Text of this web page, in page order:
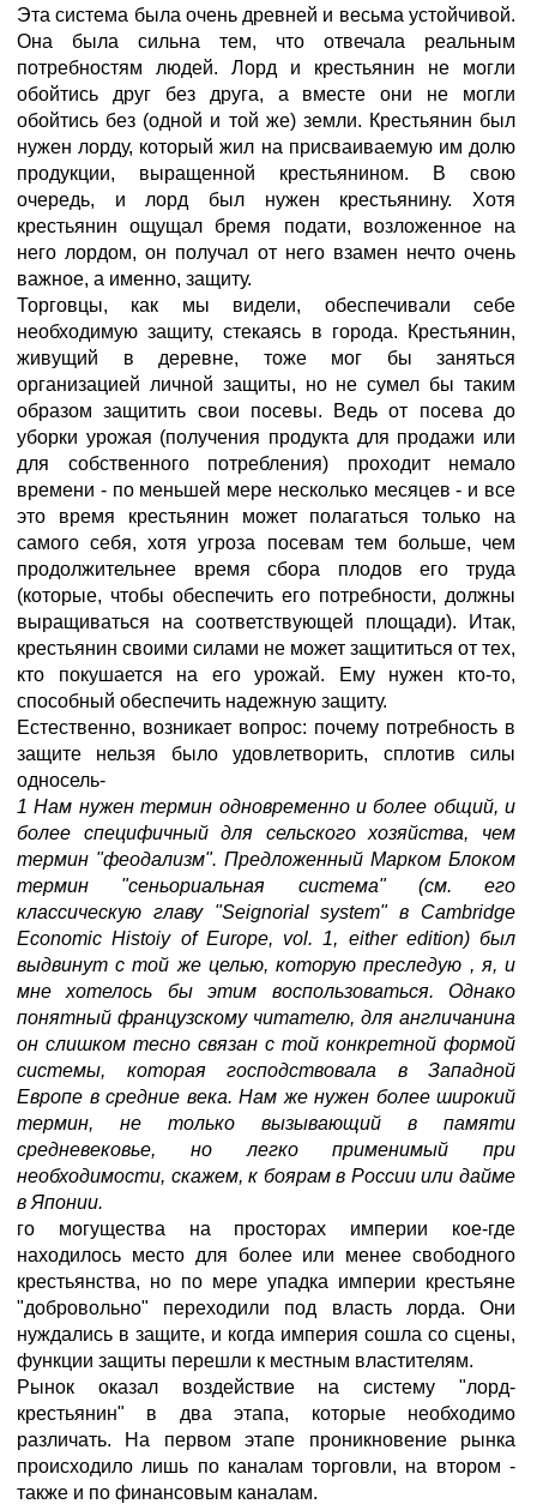
Эта система была очень древней и весьма устойчивой.
Она была сильна тем, что отвечала реальным
потребностям людей. Лорд и крестьянин не могли
обойтись друг без друга, а вместе они не могли
обойтись без (одной и той же) земли. Крестьянин был
нужен лорду, который жил на присваиваемую им долю
продукции, выращенной крестьянином. В свою
очередь, и лорд был нужен крестьянину. Хотя
крестьянин ощущал бремя подати, возложенное на
него лордом, он получал от него взамен нечто очень
важное, а именно, защиту.
Торговцы, как мы видели, обеспечивали себе
необходимую защиту, стекаясь в города. Крестьянин,
живущий в деревне, тоже мог бы заняться
организацией личной защиты, но не сумел бы таким
образом защитить свои посевы. Ведь от посева до
уборки урожая (получения продукта для продажи или
для собственного потребления) проходит немало
времени - по меньшей мере несколько месяцев - и все
это время крестьянин может полагаться только на
самого себя, хотя угроза посевам тем больше, чем
продолжительнее время сбора плодов его труда
(которые, чтобы обеспечить его потребности, должны
выращиваться на соответствующей площади). Итак,
крестьянин своими силами не может защититься от тех,
кто покушается на его урожай. Ему нужен кто-то,
способный обеспечить надежную защиту.
Естественно, возникает вопрос: почему потребность в
защите нельзя было удовлетворить, сплотив силы
односель-
1 Нам нужен термин одновременно и более общий, и
более специфичный для сельского хозяйства, чем
термин "феодализм". Предложенный Марком Блоком
термин "сеньориальная система" (см. его
классическую главу "Seignorial system" в Cambridge
Economic Histoiy of Europe, vol. 1, either edition) был
выдвинут с той же целью, которую преследую , я, и
мне хотелось бы этим воспользоваться. Однако
понятный французскому читателю, для англичанина
он слишком тесно связан с той конкретной формой
системы, которая господствовала в Западной
Европе в средние века. Нам же нужен более широкий
термин, не только вызывающий в памяти
средневековье, но легко применимый при
необходимости, скажем, к боярам в России или дайме
в Японии.
го могущества на просторах империи кое-где
находилось место для более или менее свободного
крестьянства, но по мере упадка империи крестьяне
"добровольно" переходили под власть лорда. Они
нуждались в защите, и когда империя сошла со сцены,
функции защиты перешли к местным властителям.
Рынок оказал воздействие на систему "лорд-
крестьянин" в два этапа, которые необходимо
различать. На первом этапе проникновение рынка
происходило лишь по каналам торговли, на втором -
также и по финансовым каналам.